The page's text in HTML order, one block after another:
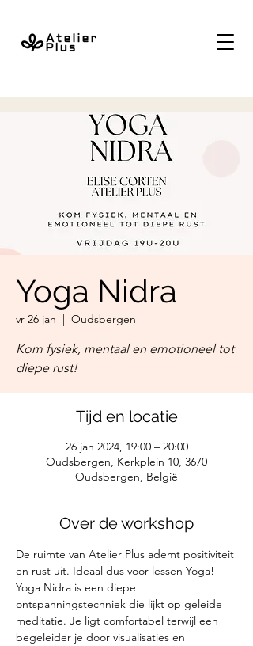
Yoga Nidra
vr 26 jan
  |
Oudsbergen
Kom fysiek, mentaal en emotioneel tot
diepe rust!
Tijd en locatie
26 jan 2024, 19:00 – 20:00
Oudsbergen, Kerkplein 10, 3670
Oudsbergen, België
Over de workshop
De ruimte van Atelier Plus ademt positiviteit
en rust uit. Ideaal dus voor lessen Yoga!
Yoga Nidra is een diepe
ontspanningstechniek die lijkt op geleide
meditatie. Je ligt comfortabel terwijl een
begeleider je door visualisaties en